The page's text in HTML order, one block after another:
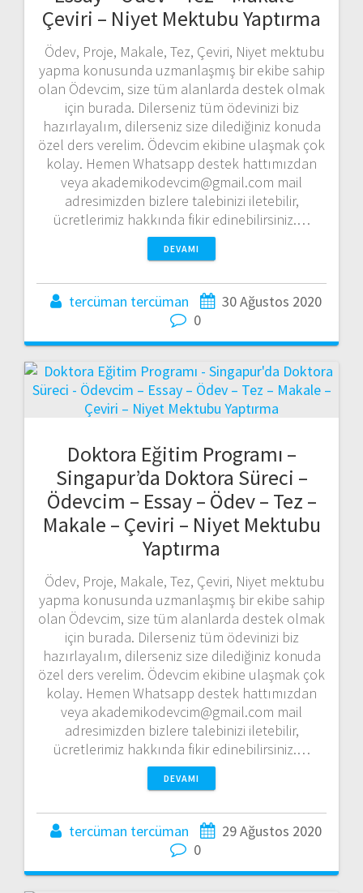
Çeviri – Niyet Mektubu Yaptırma
Ödev, Proje, Makale, Tez, Çeviri, Niyet mektubu
yapma konusunda uzmanlaşmış bir ekibe sahip
olan Ödevcim, size tüm alanlarda destek olmak
için burada. Dilerseniz tüm ödevinizi biz
hazırlayalım, dilerseniz size dilediğiniz konuda
özel ders verelim. Ödevcim ekibine ulaşmak çok
kolay. Hemen Whatsapp destek hattımızdan
veya akademikodevcim@gmail.com mail
adresimizden bizlere talebinizi iletebilir,
ücretlerimiz hakkında fikir edinebilirsiniz.…
DEVAMI
tercüman tercüman
30 Ağustos 2020
0
Doktora Eğitim Programı –
Singapur’da Doktora Süreci –
Ödevcim – Essay – Ödev – Tez –
Makale – Çeviri – Niyet Mektubu
Yaptırma
Ödev, Proje, Makale, Tez, Çeviri, Niyet mektubu
yapma konusunda uzmanlaşmış bir ekibe sahip
olan Ödevcim, size tüm alanlarda destek olmak
için burada. Dilerseniz tüm ödevinizi biz
hazırlayalım, dilerseniz size dilediğiniz konuda
özel ders verelim. Ödevcim ekibine ulaşmak çok
kolay. Hemen Whatsapp destek hattımızdan
veya akademikodevcim@gmail.com mail
adresimizden bizlere talebinizi iletebilir,
ücretlerimiz hakkında fikir edinebilirsiniz.…
DEVAMI
tercüman tercüman
29 Ağustos 2020
0